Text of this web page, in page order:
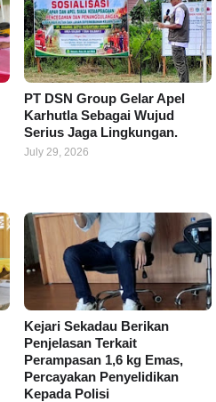
PT DSN Group Gelar Apel
Karhutla Sebagai Wujud
Serius Jaga Lingkungan.
July 29, 2026
Kejari Sekadau Berikan
Penjelasan Terkait
Perampasan 1,6 kg Emas,
Percayakan Penyelidikan
Kepada Polisi